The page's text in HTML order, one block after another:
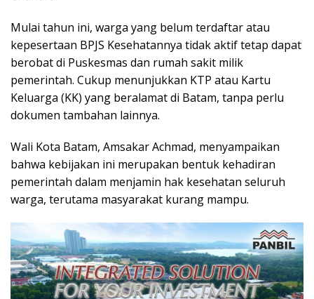
Mulai tahun ini, warga yang belum terdaftar atau
kepesertaan BPJS Kesehatannya tidak aktif tetap dapat
berobat di Puskesmas dan rumah sakit milik
pemerintah. Cukup menunjukkan KTP atau Kartu
Keluarga (KK) yang beralamat di Batam, tanpa perlu
dokumen tambahan lainnya.
Wali Kota Batam, Amsakar Achmad, menyampaikan
bahwa kebijakan ini merupakan bentuk kehadiran
pemerintah dalam menjamin hak kesehatan seluruh
warga, terutama masyarakat kurang mampu.